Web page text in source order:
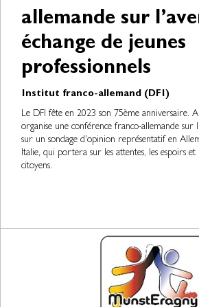
allemande sur
échange de jeunes
professionnels
Institut franco-allemand (DFI)
Le DFI fête en 2023 son 75ème anniversaire. A
organise une conférence franco-allemande sur
sur un sondage d'opinion représentatif en
Italie, qui portera sur les attentes, les espoirs et
citoyens.